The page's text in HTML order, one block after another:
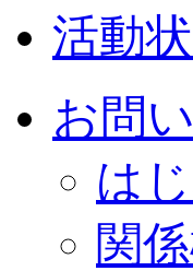
活動
お問
は
関